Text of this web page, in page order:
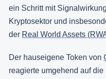
ein Schritt mit
Kryptosektor und
der Real World Assets
Der hauseigene Token von
reagierte umgehend auf